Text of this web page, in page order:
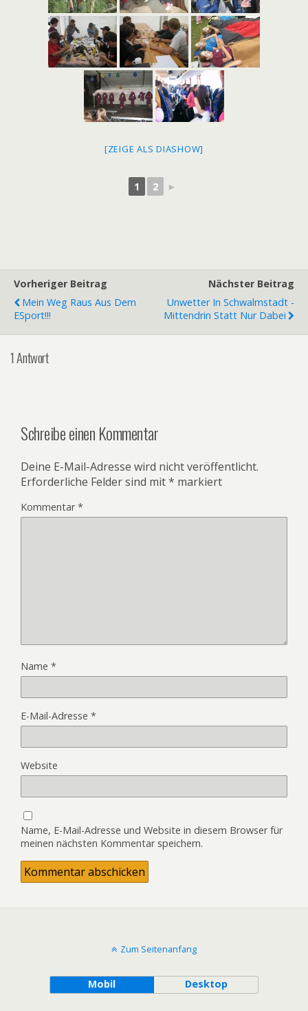
[ZEIGE ALS DIASHOW]
1 2 ►
Vorheriger Beitrag
Mein Weg Raus Aus Dem
ESport!!!
Nächster Beitrag
Unwetter In Schwalmstadt -
Mittendrin Statt Nur Dabei
1 Antwort
Schreibe einen Kommentar
Deine E-Mail-Adresse wird nicht veröffentlicht.
Erforderliche Felder sind mit* markiert
Kommentar*
Name *
E-Mail-Adresse *
Website
Name, E-Mail-Adresse und Website in diesem Browser für
meinen nächsten Kommentar speichern.
Zum Seitenanfang
Mobil Desktop